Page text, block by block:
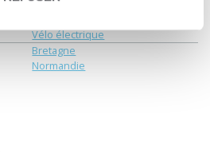
Les plages du débarquement
Vélo électrique
Bretagne
Normandie